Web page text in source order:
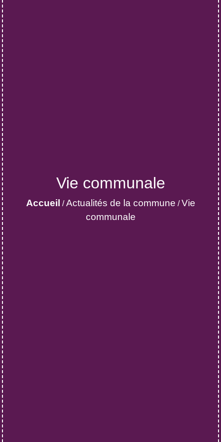
Vie communale
Accueil /Actualités de la commune /Vie
communale